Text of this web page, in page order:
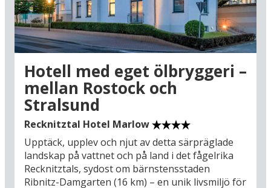
Hotell med eget ölbryggeri –
mellan Rostock och
Stralsund
Recknitztal Hotel Marlow
Upptäck, upplev och njut av detta särpräglade
landskap på vattnet och på land i det fågelrika
Recknitztals, sydost om bärnstensstaden
Ribnitz-Damgarten (16 km) – en unik livsmiljö för